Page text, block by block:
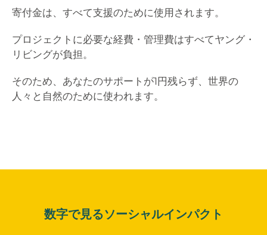
寄付金は、すべて支援のために使用されます。
プロジェクトに必要な経費・管理費はすべてヤング・
リビングが負担。
そのため、あなたのサポートが1円残らず、世界の
人々と自然のために使われます。
数字で見るソーシャルインパクト